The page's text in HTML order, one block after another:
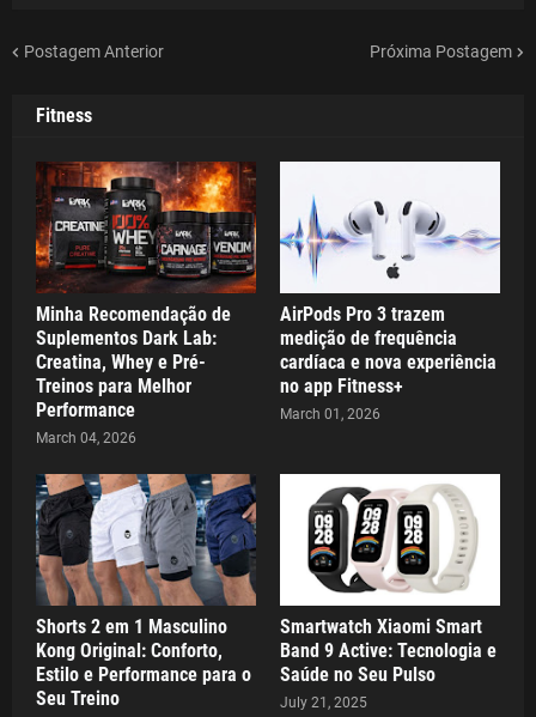
Postagem Anterior Próxima Postagem
Fitness
Minha Recomendação de
Suplementos Dark Lab:
Creatina, Whey e Pré-
Treinos para Melhor
Performance
March 04, 2026
AirPods Pro 3 trazem
medição de frequência
cardíaca e nova experiência
no app Fitness+
March 01, 2026
Shorts 2 em 1 Masculino
Kong Original: Conforto,
Estilo e Performance para o
Seu Treino
Smartwatch Xiaomi Smart
Band 9 Active: Tecnologia e
Saúde no Seu Pulso
July 21, 2025